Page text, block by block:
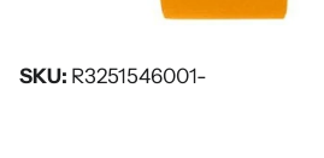
SKU: R3251546001-